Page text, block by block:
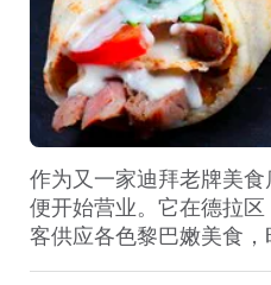
作为又一家迪拜老牌美
便开始营业。它在德拉
客供应各色黎巴嫩美食，